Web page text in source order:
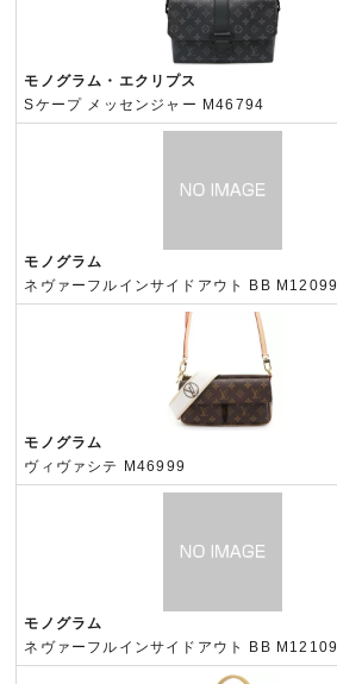
モノグラム・エクリプス
Sケープ メッセンジャー M46794
モノグラム
ネヴァーフルインサイドアウト BB M12099
モノグラム
ヴィヴァシテ M46999
モノグラム
ネヴァーフルインサイドアウト BB M12109